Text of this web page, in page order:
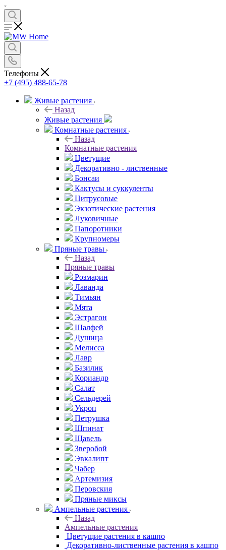
Телефоны
+7 (495) 488-65-78
Живые растения
Назад
Живые растения
Комнатные растения
Назад
Комнатные растения
Цветущие
Декоративно - лиственные
Бонсаи
Кактусы и суккуленты
Цитрусовые
Экзотические растения
Луковичные
Папоротники
Крупномеры
Пряные травы
Назад
Пряные травы
Розмарин
Лаванда
Тимьян
Мята
Эстрагон
Шалфей
Душица
Мелисса
Лавр
Базилик
Кориандр
Салат
Сельдерей
Укроп
Петрушка
Шпинат
Щавель
Зверобой
Эвкалипт
Чабер
Артемизия
Перовския
Пряные миксы
Ампельные растения
Назад
Ампельные растения
Цветущие растения в кашпо
Декоративно-лиственные растения в кашпо